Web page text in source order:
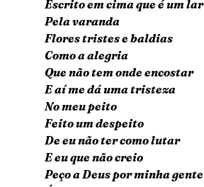
Escrito em cima que é um lar
Pela varanda
Flores tristes e baldias
Como a alegria
Que não tem onde encostar
E aí me dá uma tristeza
No meu peito
Feito um despeito
De eu não ter como lutar
E eu que não creio
Peço a Deus por minha gente